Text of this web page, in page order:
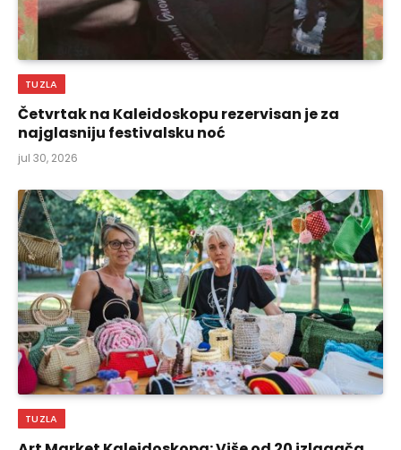
TUZLA
Četvrtak na Kaleidoskopu rezervisan je za
najglasniju festivalsku noć
jul 30, 2026
TUZLA